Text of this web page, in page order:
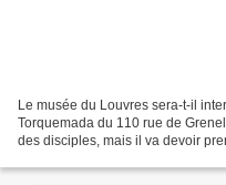
Le musée du Louvres sera-t-il
Torquemada du 110 rue de
des disciples, mais il va devoir